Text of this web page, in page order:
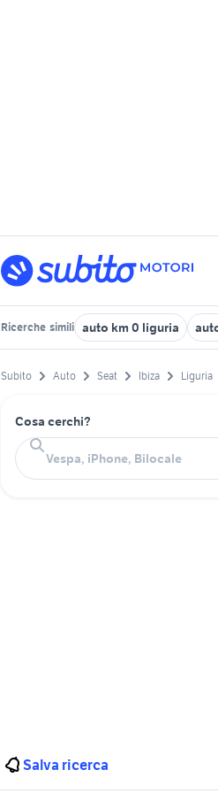
Ricerche simili auto km 0 liguria
Subito Auto Seat Ibiza Liguria
Cosa cerchi?
Salva ricerca